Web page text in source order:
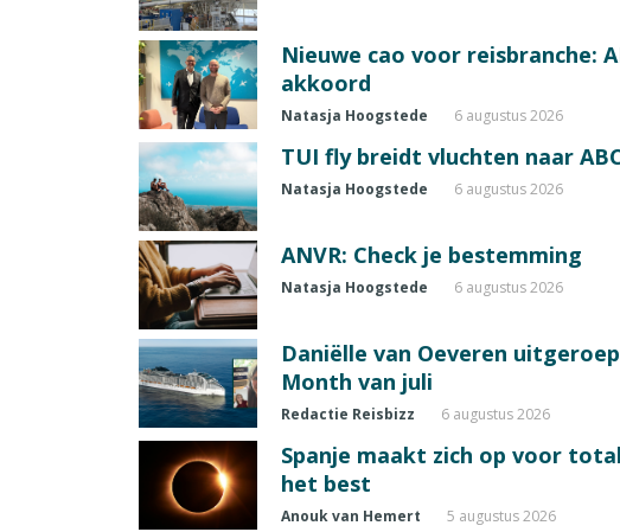
Nieuwe cao voor reisbranche:
akkoord
Natasja Hoogstede 6 augustus 2026
TUI fly breidt vluchten naar
Natasja Hoogstede 6 augustus 2026
ANVR: Check je bestemming
Natasja Hoogstede 6 augustus 2026
Daniëlle van Oeveren
Month van juli
Redactie Reisbizz 6 augustus 2026
Spanje maakt zich op voor
het best
Anouk van Hemert 5 augustus 2026